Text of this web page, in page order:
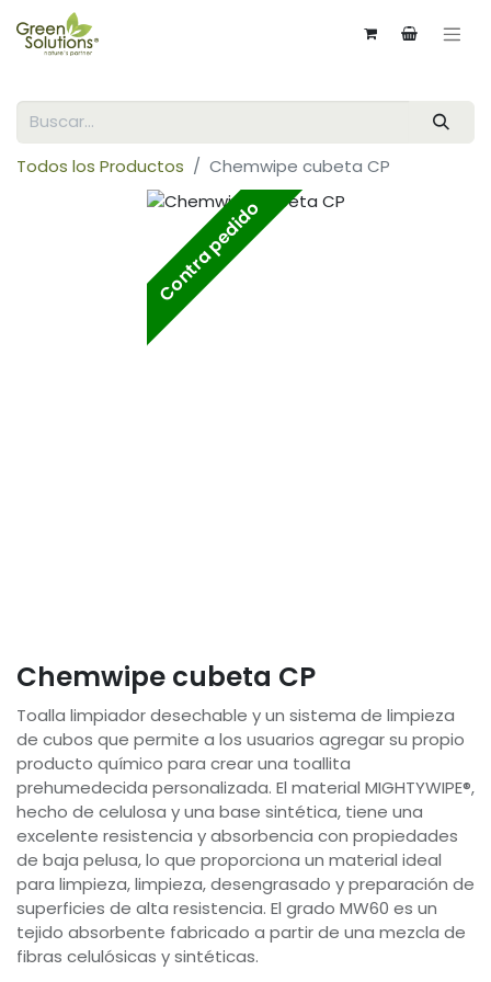
Todos los Productos Chemwipe cubeta CP
Contra pedido
Chemwipe cubeta CP
Toalla limpiador desechable y un sistema de limpieza
de cubos que permite a los usuarios agregar su propio
producto químico para crear una toallita
prehumedecida personalizada. El material MIGHTYWIPE®,
hecho de celulosa y una base sintética, tiene una
excelente resistencia y absorbencia con propiedades
de baja pelusa, lo que proporciona un material ideal
para limpieza, limpieza, desengrasado y preparación de
superficies de alta resistencia. El grado MW60 es un
tejido absorbente fabricado a partir de una mezcla de
fibras celulósicas y sintéticas.